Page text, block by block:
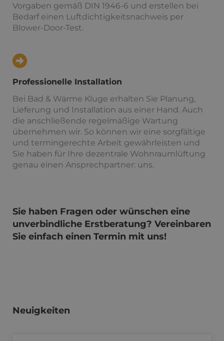
Vorgaben gemäß DIN 1946-6 und erstellen bei
Bedarf einen Luftdichtigkeitsnachweis per
Blower-Door-Test.
Professionelle Installation
Bei Bad & Wärme Kluge erhalten Sie Planung,
Lieferung und Installation aus einer Hand. Auch
die anschließende regelmäßige Wartung
übernehmen wir. So können wir eine sorgfältige
und termingerechte Arbeit gewährleisten und
Sie haben für Ihre dezentrale Wohnraumlüftung
genau einen Ansprechpartner: uns.
Sie haben Fragen oder wünschen eine
unverbindliche Erstberatung? Vereinbaren
Sie einfach einen Termin mit uns!
Neuigkeiten